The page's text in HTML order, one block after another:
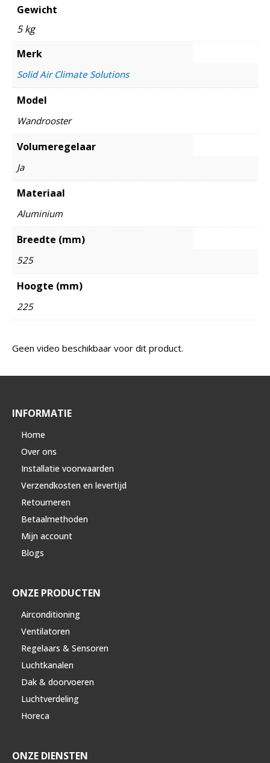
Gewicht
5 kg
Merk
Solid Air Climate Solutions
Model
Wandrooster
Volumeregelaar
Ja
Materiaal
Aluminium
Breedte (mm)
525
Hoogte (mm)
225
Geen video beschikbaar voor dit product.
INFORMATIE
Home
Over ons
Installatie voorwaarden
Verzendkosten en levertijd
Retourneren
Betaalmethoden
Mijn account
Blogs
ONZE PRODUCTEN
Airconditioning
Ventilatoren
Regelaars & Sensoren
Luchtkanalen
Dak & doorvoeren
Luchtverdeling
Horeca
ONZE DIENSTEN